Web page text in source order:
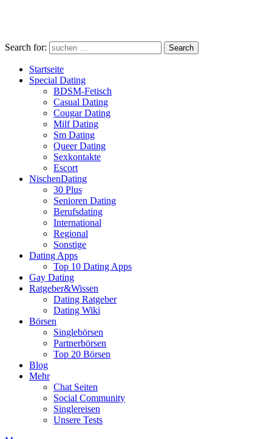
Search for: Search
Startseite
Special Dating
BDSM-Fetisch
Casual Dating
Cougar Dating
Milf Dating
Sm Dating
Queer Dating
Sexkontakte
Escort
NischenDating
30 Plus
Senioren Dating
Berufsdating
International
Regional
Sonstige
Dating Apps
Top 10 Dating Apps
Gay Dating
Ratgeber&Wissen
Dating Ratgeber
Dating Wiki
Börsen
Singlebörsen
Partnerbörsen
Top 20 Börsen
Blog
Mehr
Chat Seiten
Social Community
Singlereisen
Unsere Tests